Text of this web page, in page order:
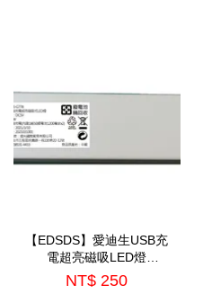
【EDSDS】愛迪生USB充
電超亮磁吸LED燈
32CM(EDS-G778)
NT$ 250